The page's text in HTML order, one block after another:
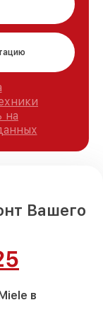
на
Вашего
в